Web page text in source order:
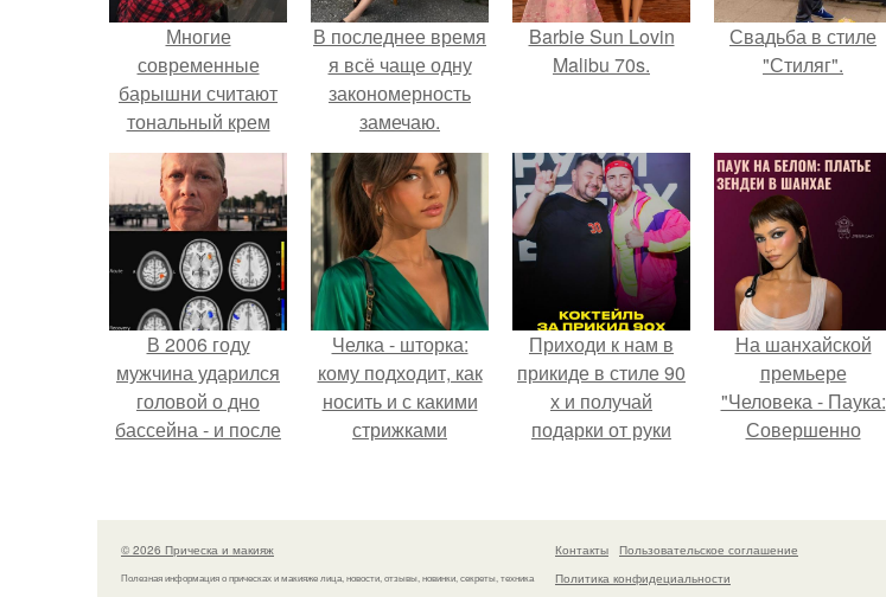
Многие
современные
барышни считают
тональный крем
настоящей
палочкой -
выручалочкой.
В последнее время
я всё чаще одну
закономерность
замечаю.
Barbie Sun Lovin
Malibu 70s.
Свадьба в стиле
"Стиляг".
В 2006 году
мужчина ударился
головой о дно
бассейна - и после
странным образом.
Челка - шторка:
кому подходит, как
носить и с какими
стрижками
Приходи к нам в
прикиде в стиле 90
х и получай
подарки от руки
На шанхайской
премьере
"Человека - Паука:
Совершенно
просто очередной
наряд, а настоящий
артефакт высокой
© 2026 Прическа и макияж
Полезная информация о прическах и макияже лица, новости, отзывы, новинки, секреты, техника
Контакты
Пользовательское соглашение
Политика конфидециальности